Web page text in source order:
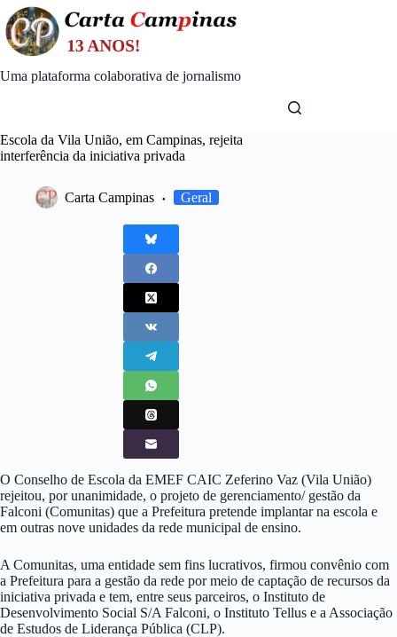
Skip
to
content
Uma plataforma colaborativa de jornalismo
Escola da Vila União, em Campinas, rejeita
interferência da iniciativa privada
Carta Campinas Geral
O Conselho de Escola da EMEF CAIC Zeferino Vaz (Vila União)
rejeitou, por unanimidade, o projeto de gerenciamento/ gestão da
Falconi (Comunitas) que a Prefeitura pretende implantar na escola e
em outras nove unidades da rede municipal de ensino.
A Comunitas, uma entidade sem fins lucrativos, firmou convênio com
a Prefeitura para a gestão da rede por meio de captação de recursos da
iniciativa privada e tem, entre seus parceiros, o Instituto de
Desenvolvimento Social S/A Falconi, o Instituto Tellus e a Associação
de Estudos de Liderança Pública (CLP).